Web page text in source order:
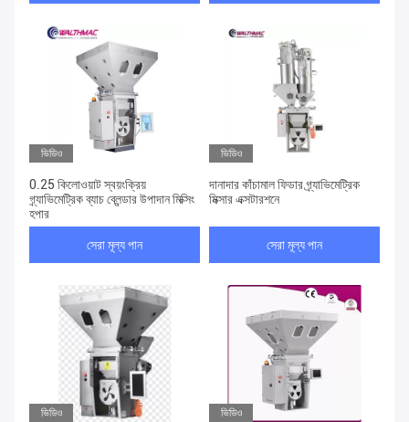
ভিডিও
0.25 কিলোওয়াট স্বয়ংক্রিয়
গ্র্যাভিমেট্রিক ব্যাচ ব্লেন্ডার উপাদান মিক্সিং
হপার
সেরা মূল্য পান
ভিডিও
দানাদার কাঁচামাল ফিডার গ্র্যাভিমেট্রিক
মিক্সার এক্সটারশনে
সেরা মূল্য পান
ভিডিও ভিডিও